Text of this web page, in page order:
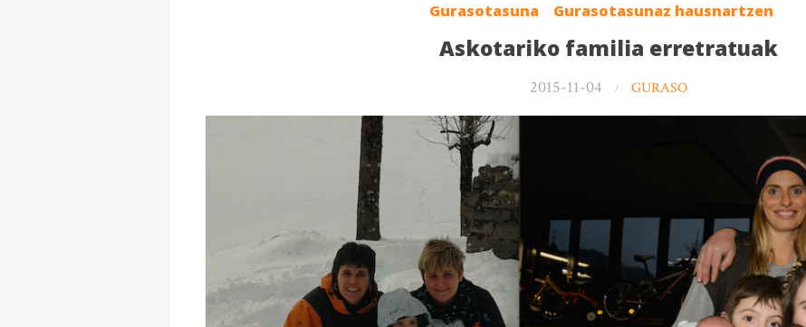
Gurasotasuna Gurasotasunaz hausnartzen
Askotariko familia erretratuak
2015-11-04 GURASO